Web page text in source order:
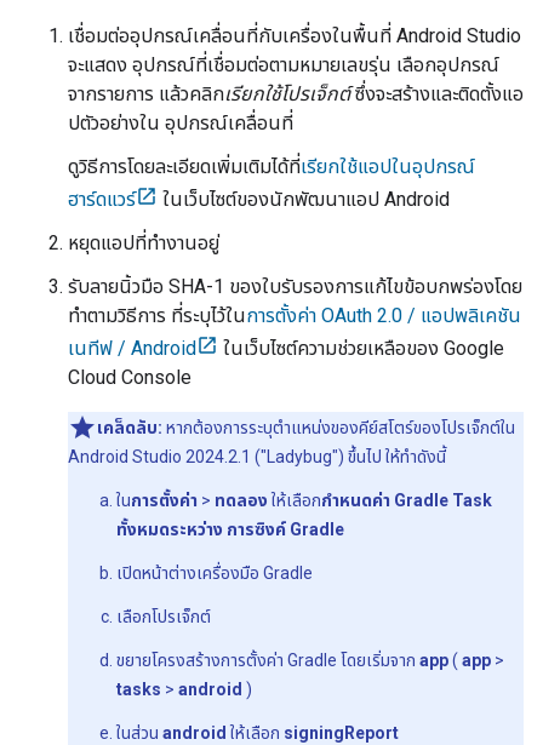
เชื่อมต่ออุปกรณ์เคลื่อนที่กับเครื่องในพื้นที่ Android Studio
จะแสดง อุปกรณ์ที่เชื่อมต่อตามหมายเลขรุ่น เลือกอุปกรณ์
จากรายการ แล้วคลิกเรียกใช้โปรเจ็กต์ซึ่งจะสร้างและติดตั้งแอ
ปตัวอย่างใน อุปกรณ์เคลื่อนที่
ดูวิธีการโดยละเอียดเพิ่มเติมได้ที่เรียกใช้แอปในอุปกรณ์
ฮาร์ดแวร์
ในเว็บไซต์ของนักพัฒนาแอป Android
หยุดแอปที่ทำงานอยู่
รับลายนิ้วมือ SHA-1 ของใบรับรองการแก้ไขข้อบกพร่องโดย
ทำตามวิธีการ ที่ระบุไว้ในการตั้งค่า OAuth 2.0 / แอปพลิเคชัน
เนทีฟ / Android
ในเว็บไซต์ความช่วยเหลือของ Google
Cloud Console
เคล็ดลับ: หากต้องการระบุตำแหน่งของคีย์สโตร์ของโปรเจ็กต์ใน
Android Studio 2024.2.1 ("Ladybug") ขึ้นไป ให้ทำดังนี้
ในการตั้งค่า > ทดลอง ให้เลือกกำหนดค่า Gradle Task
ทั้งหมดระหว่าง การซิงค์ Gradle
เปิดหน้าต่างเครื่องมือ Gradle
เลือกโปรเจ็กต์
ขยายโครงสร้างการตั้งค่า Gradle โดยเริ่มจาก app( app >
tasks > android )
ในส่วน android ให้เลือก signingReport